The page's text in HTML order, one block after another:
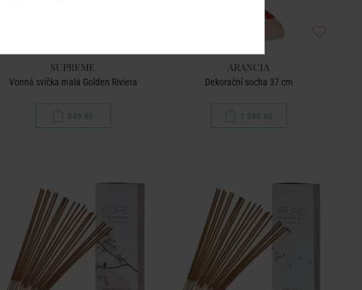
SUPREME
Vonná svíčka malá Golden Riviera
549 Kč
ARANCIA
Dekorační socha 37 cm
1 390 Kč